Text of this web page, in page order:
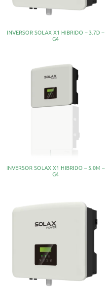
INVERSOR SOLAX X1 HIBRIDO – 3.7D –
G4
INVERSOR SOLAX X1 HIBRIDO – 5.0M –
G4